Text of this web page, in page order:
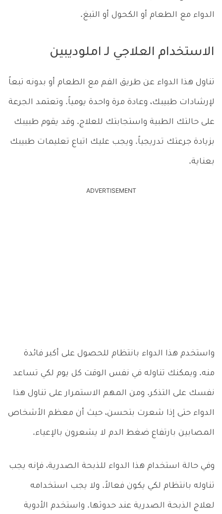
الدواء مع الطعام أو الكحول أو التبغ.
الاستخدام العلاجي لـ املوديبين
تناول هذا الدواء عن طريق الفم مع الطعام أو بدونه تبعاً
لإرشادات طبيبك، وعادة مرة واحدة يومياً. وتعتمد الجرعة
على حالتك الطبية واستجابتك للعلاج. وقد يقوم طبيبك
بزيادة جرعتك تدريجياً. ويجب عليك اتباع تعليمات طبيبك
بعناية.
ADVERTISEMENT
واستخدم هذا الدواء بانتظام للحصول على أكبر فائدة
منه. ويمكنك تناوله في نفس الوقت كل يوم لكي تساعد
نفسك على التذكر. ومن المهم الاستمرار على تناول هذا
الدواء حتى إذا شعرت بتحسن، حيث أن معظم الأشخاص
المصابين بارتفاع ضغط الدم لا يشعرون بالإعياء.
وفي حالة استخدام هذا الدواء للذبحة الصدرية، فإنه يجب
تناوله بانتظام لكي يكون فعالاً. ولا يجب استخدامه
لعلاج الذبحة الصدرية عند حدوثها. واستخدم الأدوية